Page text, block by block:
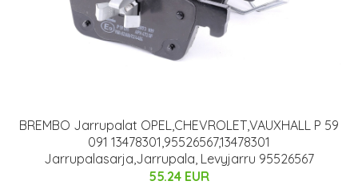
BREMBO Jarrupalat OPEL,CHEVROLET,VAUXHALL P 59
091 13478301,95526567,13478301
Jarrupalasarja,Jarrupala, Levyjarru 95526567
55.24 EUR